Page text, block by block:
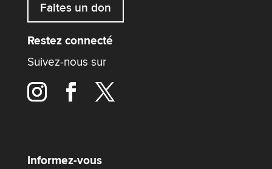
Faites un don
Restez connecté
Suivez-nous sur
Informez-vous